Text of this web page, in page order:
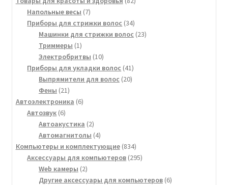
Напольные весы 77
товаров
Приборы для стрижки волос 3434
товара
Машинки для стрижки волос 2323
Триммеры 11
товар
Электробритвы 1010
товаров
Приборы для укладки волос 4141
товар
Выпрямители для волос 2020
Фены 2121
товар
Автоэлектроника 66
Автозвук 66
товаров
Автоакустика 22
товара
Автомагнитолы 44
товара
Компьютеры и комплектующие 834834
товара
Аксессуары для компьютеров 295295
Web камеры 22
товара
Другие аксессуары для компьютеров 66